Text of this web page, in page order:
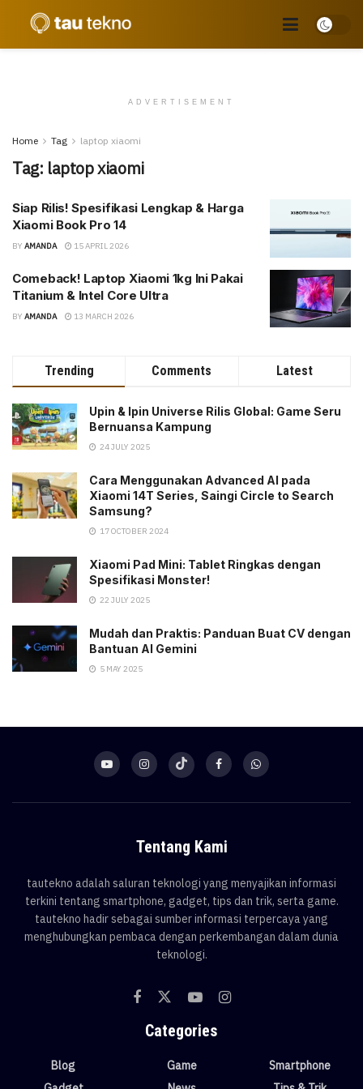
ADVERTISEMENT
Home Tag laptop xiaomi
Tag: laptop xiaomi
Siap Rilis! Spesifikasi Lengkap & Harga
Xiaomi Book Pro 14
BY AMANDA 15 APRIL 2026
Comeback! Laptop Xiaomi 1kg Ini Pakai
Titanium & Intel Core Ultra
BY AMANDA 13 MARCH 2026
Trending Comments Latest
Upin & Ipin Universe Rilis Global: Game Seru
Bernuansa Kampung
24 JULY 2025
Cara Menggunakan Advanced AI pada
Xiaomi 14T Series, Saingi Circle to Search
Samsung?
17 OCTOBER 2024
Xiaomi Pad Mini: Tablet Ringkas dengan
Spesifikasi Monster!
22 JULY 2025
Mudah dan Praktis: Panduan Buat CV dengan
Bantuan AI Gemini
5 MAY 2025
Tentang Kami
tautekno adalah saluran teknologi yang menyajikan informasi
terkini tentang smartphone, gadget, tips dan trik, serta game.
tautekno hadir sebagai sumber informasi terpercaya yang
menghubungkan pembaca dengan perkembangan dalam dunia
teknologi.
Categories
Blog
Game
Smartphone